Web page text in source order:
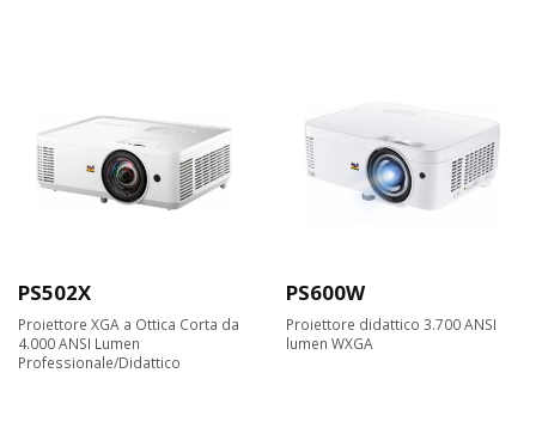
PS502X
Proiettore XGA a Ottica Corta da
4.000 ANSI Lumen
Professionale/Didattico
PS600W
Proiettore didattico 3.700 ANSI
lumen WXGA